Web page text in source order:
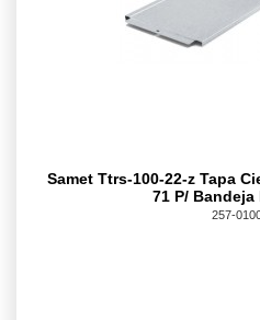
Samet Ttrs-100-22-z Tapa
71 P/
257-